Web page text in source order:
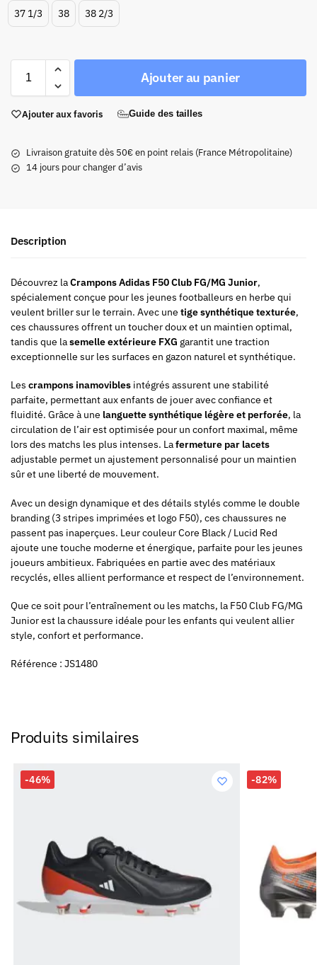
37 1/3 38 38 2/3
Ajouter au panier
Ajouter aux favoris Guide des tailles
Livraison gratuite dès 50€ en point relais (France Métropolitaine)
14 jours pour changer d’avis
Description
Découvrez laCrampons Adidas F50 Club FG/MG Junior,
spécialement conçue pour les jeunes footballeurs en herbe qui
veulent briller sur le terrain. Avec une tige synthétique texturée,
ces chaussures offrent un toucher doux et un maintien optimal,
tandis que lasemelle extérieure FXG garantit une traction
exceptionnelle sur les surfaces en gazon naturel et synthétique.
Les crampons inamovibles intégrés assurent une stabilité
parfaite, permettant aux enfants de jouer avec confiance et
fluidité. Grâce à une languette synthétique légère et perforée, la
circulation de l’air est optimisée pour un confort maximal, même
lors des matchs les plus intenses. Lafermeture par lacets
adjustable permet un ajustement personnalisé pour un maintien
sûr et une liberté de mouvement.
Avec un design dynamique et des détails stylés comme le double
branding (3 stripes imprimées et logo F50), ces chaussures ne
passent pas inaperçues. Leur couleur Core Black / Lucid Red
ajoute une touche moderne et énergique, parfaite pour les jeunes
joueurs ambitieux. Fabriquées en partie avec des matériaux
recyclés, elles allient performance et respect de l’environnement.
Que ce soit pour l’entraînement ou les matchs, la F50 Club FG/MG
Junior est la chaussure idéale pour les enfants qui veulent allier
style, confort et performance.
Référence : JS1480
Produits similaires
-46% -82%